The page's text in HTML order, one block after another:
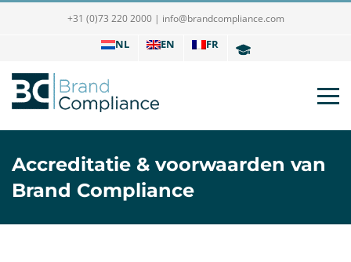
+31 (0)73 220 2000 | info@brandcompliance.com
NL EN FR
Accreditatie & voorwaarden van
Brand Compliance